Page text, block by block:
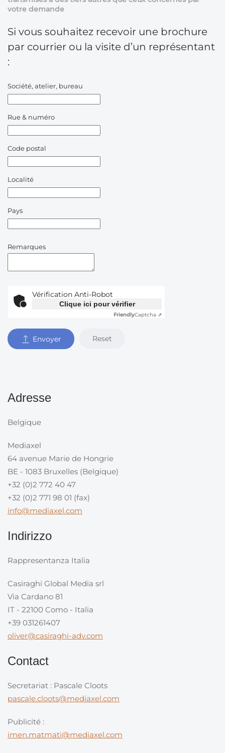
votre demande
Si vous souhaitez recevoir une brochure
par courrier ou la visite d’un représentant
:
Société, atelier, bureau
Rue & numéro
Code postal
Localité
Pays
Remarques
Vérification Anti-Robot
Clique ici pour vérifier
FriendlyCaptcha ⇗
Envoyer Reset
Adresse
Belgique
Mediaxel
64 avenue Marie de Hongrie
BE - 1083 Bruxelles (Belgique)
+32 (0)2 772 40 47
+32 (0)2 771 98 01 (fax)
info@mediaxel.com
Indirizzo
Rappresentanza Italia
Casiraghi Global Media srl
Via Cardano 81
IT - 22100 Como - Italia
+39 031261407
oliver@casiraghi-adv.com
Contact
Secretariat : Pascale Cloots
pascale.cloots@mediaxel.com
Publicité :
imen.matmati@mediaxel.com